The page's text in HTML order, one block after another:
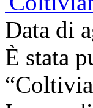
Data di
È stata